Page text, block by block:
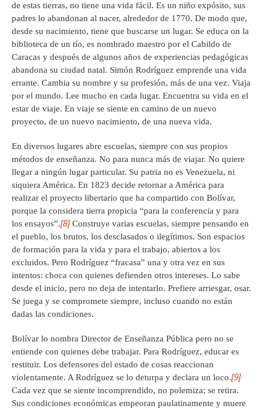
de estas tierras, no tiene una vida fácil. Es un niño expósito, sus
padres lo abandonan al nacer, alrededor de 1770. De modo que,
desde su nacimiento, tiene que buscarse un lugar. Se educa on la
biblioteca de un tío, es nombrado maestro por el Cabildo de
Caracas y después de algunos años de experiencias pedagógicas
abandona su ciudad natal. Simón Rodríguez emprende una vida
errante. Cambia su nombre y su profesión, más de una vez. Viaja
por el mundo. Lee mucho en cada lugar. Encuentra su vida en el
estar de viaje. En viaje se siente en camino de un nuevo
proyecto, de un nuevo nacimiento, de una nueva vida.
En diversos lugares abre escuelas, siempre con sus propios
métodos de enseñanza. No para nunca más de viajar. No quiere
llegar a ningún lugar particular. Su patria no es Venezuela, ni
siquiera América. En 1823 decide retornar a América para
realizar el proyecto libertario que ha compartido con Bolívar,
porque la considera tierra propicia “para la conferencia y para
los ensayos”.[8]Construye varias escuelas, siempre pensando en
el pueblo, los brutos, los desclasados o ilegítimos. Son espacios
de formación para la vida y para el trabajo, abiertos a los
excluidos. Pero Rodríguez “fracasa” una y otra vez en sus
intentos: choca con quienes defienden otros intereses. Lo sabe
desde el inicio, pero no deja de intentarlo. Prefiere arriesgar, osar.
Se juega y se compromete siempre, incluso cuando no están
dadas las condiciones.
Bolívar lo nombra Director de Enseñanza Pública pero no se
entiende con quienes debe trabajar. Para Rodríguez, educar es
restituir. Los defensores del estado de cosas reaccionan
violentamente. A Rodríguez se lo deturpa y declara un loco.[9]
Cada vez que se siente incomprendido, no polemiza; se retira.
Sus condiciones económicas empeoran paulatinamente y muere